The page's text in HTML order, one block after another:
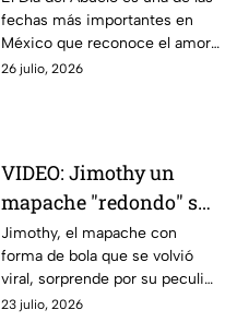
que se celebra en
México y por qué hay
dos fechas
fechas más importantes en
México que reconoce el amor,
respeto y el valor de los
26 julio, 2026
VIDEO: Jimothy un
mapache "redondo" se
vuelve viral: La
explicación detrás de
su peculiar aspecto
Jimothy, el mapache con
forma de bola que se volvió
viral, sorprende por su peculiar
apariencia. Su singular aspecto
23 julio, 2026